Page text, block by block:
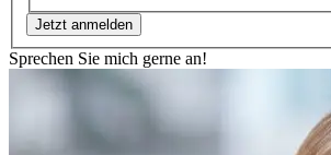
Sprechen Sie mich gerne an!